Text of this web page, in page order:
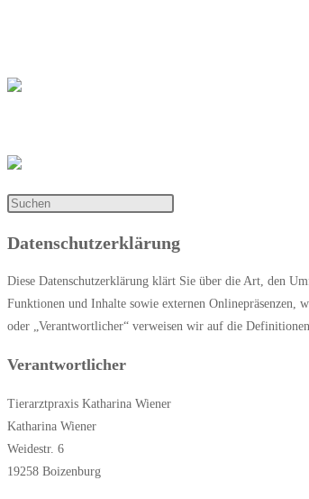
Datenschutzerklärung
Diese Datenschutzerklärung klärt Sie über die Art, den
Funktionen und Inhalte sowie externen
oder „Verantwortlicher“ verweisen wir auf die
Verantwortlicher
Tierarztpraxis Katharina Wiener
Katharina Wiener
Weidestr. 6
19258 Boizenburg